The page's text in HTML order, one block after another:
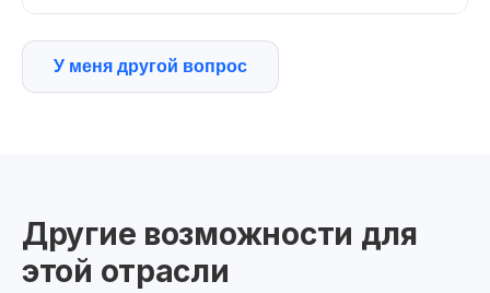
У меня другой вопрос
Другие возможности для
этой отрасли